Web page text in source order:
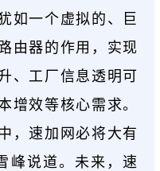
如一个虚拟的、巨
由器的作用，实现
、工厂信息透明可
增效等核心需求。
，速加网必将大有
峰说道。未来，速